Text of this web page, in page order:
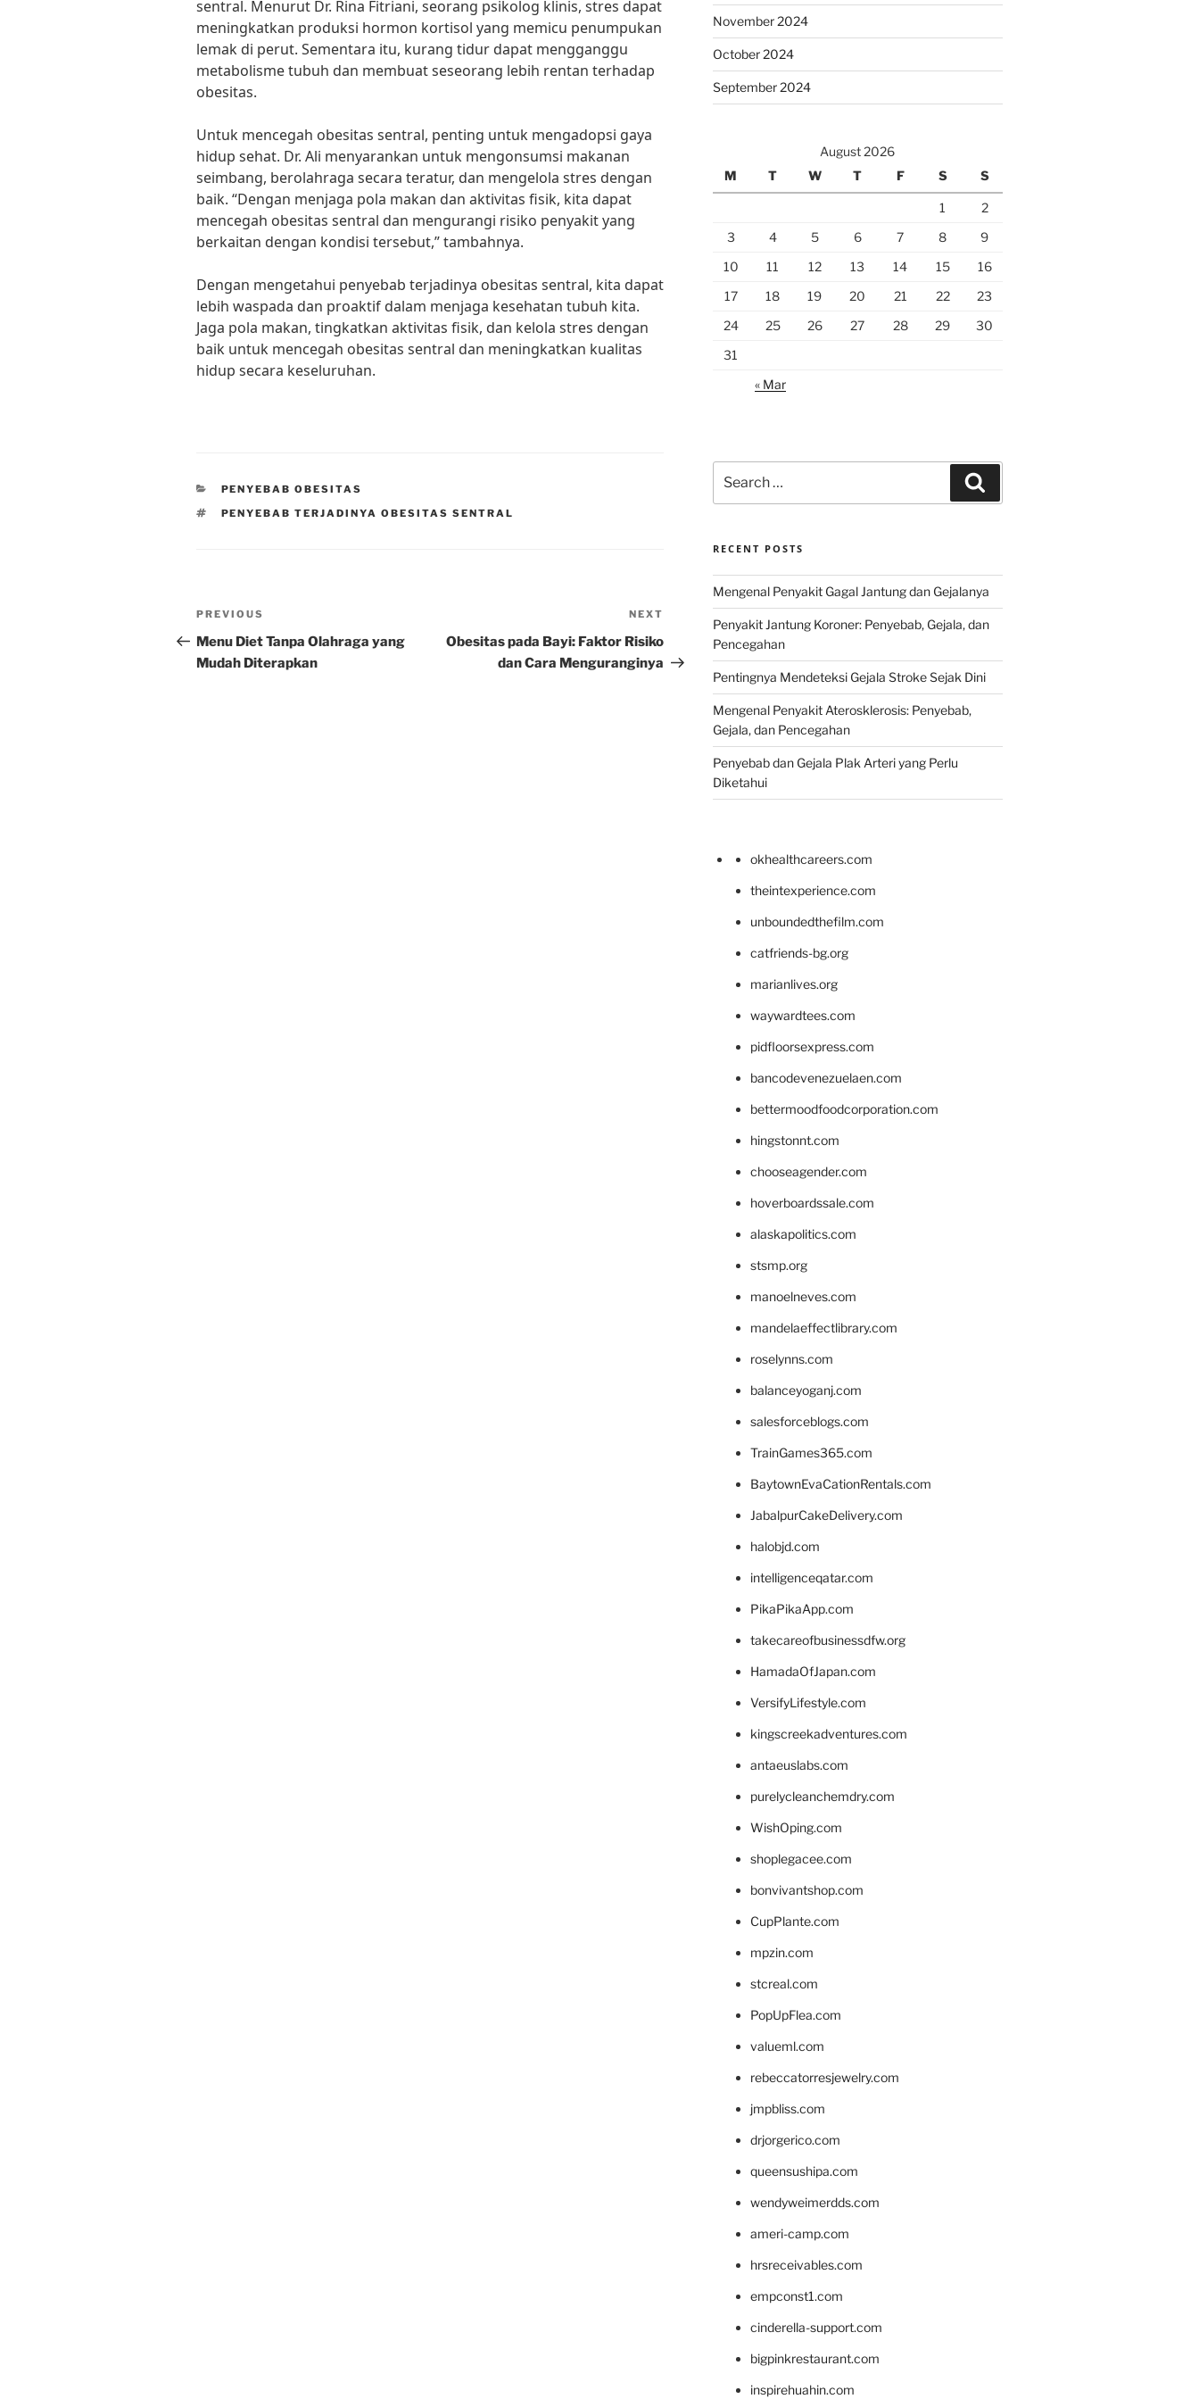
sentral. Menurut Dr. Rina Fitriani, seorang psikolog klinis, stres dapat
meningkatkan produksi hormon kortisol yang memicu penumpukan
lemak di perut. Sementara itu, kurang tidur dapat mengganggu
metabolisme tubuh dan membuat seseorang lebih rentan terhadap
obesitas.
Untuk mencegah obesitas sentral, penting untuk mengadopsi gaya
hidup sehat. Dr. Ali menyarankan untuk mengonsumsi makanan
seimbang, berolahraga secara teratur, dan mengelola stres dengan
baik. “Dengan menjaga pola makan dan aktivitas fisik, kita dapat
mencegah obesitas sentral dan mengurangi risiko penyakit yang
berkaitan dengan kondisi tersebut,” tambahnya.
Dengan mengetahui penyebab terjadinya obesitas sentral, kita dapat
lebih waspada dan proaktif dalam menjaga kesehatan tubuh kita.
Jaga pola makan, tingkatkan aktivitas fisik, dan kelola stres dengan
baik untuk mencegah obesitas sentral dan meningkatkan kualitas
hidup secara keseluruhan.
CATEGORIES
PENYEBAB OBESITAS
TAGS
PENYEBAB TERJADINYA OBESITAS SENTRAL
Post
navigation
Previous
Post
PREVIOUS
Menu Diet Tanpa Olahraga yang
Mudah Diterapkan
Post
NEXT
Obesitas pada Bayi: Faktor Risiko
dan Cara Menguranginya
November 2024
October 2024
September 2024
August 2026
M
T W T F S S
1
2
3
4 5 6 7 8
9
10
11 12 13 14 15
16
17
18 19 20 21 22
23
24
25 26 27 28 29
30
31
« Mar
for:
RECENT POSTS
Mengenal Penyakit Gagal Jantung dan Gejalanya
Penyakit Jantung Koroner: Penyebab, Gejala, dan
Pencegahan
Pentingnya Mendeteksi Gejala Stroke Sejak Dini
Mengenal Penyakit Aterosklerosis: Penyebab,
Gejala, dan Pencegahan
Penyebab dan Gejala Plak Arteri yang Perlu
Diketahui
okhealthcareers.com
theintexperience.com
unboundedthefilm.com
catfriends-bg.org
marianlives.org
waywardtees.com
pidfloorsexpress.com
bancodevenezuelaen.com
bettermoodfoodcorporation.com
hingstonnt.com
chooseagender.com
hoverboardssale.com
alaskapolitics.com
stsmp.org
manoelneves.com
mandelaeffectlibrary.com
roselynns.com
balanceyoganj.com
salesforceblogs.com
TrainGames365.com
BaytownEvaCationRentals.com
JabalpurCakeDelivery.com
halobjd.com
intelligenceqatar.com
PikaPikaApp.com
takecareofbusinessdfw.org
HamadaOfJapan.com
VersifyLifestyle.com
kingscreekadventures.com
antaeuslabs.com
purelycleanchemdry.com
WishOping.com
shoplegacee.com
bonvivantshop.com
CupPlante.com
mpzin.com
stcreal.com
PopUpFlea.com
valueml.com
rebeccatorresjewelry.com
jmpbliss.com
drjorgerico.com
queensushipa.com
wendyweimerdds.com
ameri-camp.com
hrsreceivables.com
empconst1.com
cinderella-support.com
bigpinkrestaurant.com
inspirehuahin.com